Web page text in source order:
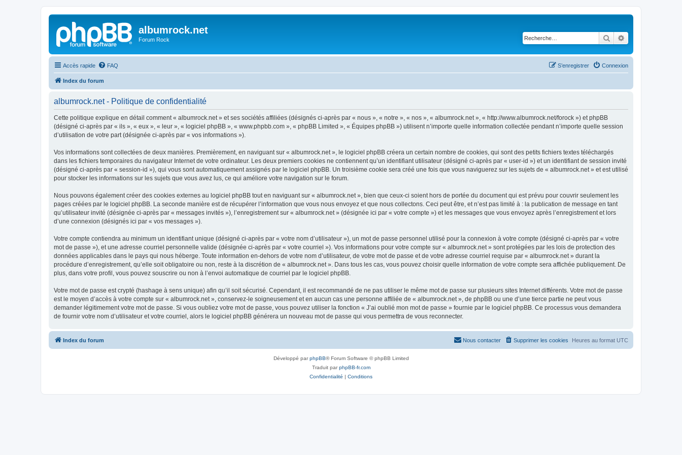
albumrock.net
Forum Rock Rechercher
Accès rapide FAQ Connexion
S’enregistrer
Index du forum
albumrock.net - Politique de confidentialité
Cette politique explique en détail comment « albumrock.net » et ses sociétés affiliées (désignés ci-après par « nous », « notre », « nos », « albumrock.net », « http://www.albumrock.net/forock ») et phpBB
(désigné ci-après par « ils », « eux », « leur », « logiciel phpBB », « www.phpbb.com », « phpBB Limited », « Équipes phpBB ») utilisent n’importe quelle information collectée pendant n’importe quelle session
d’utilisation de votre part (désignée ci-après par « vos informations »).
Vos informations sont collectées de deux manières. Premièrement, en naviguant sur « albumrock.net », le logiciel phpBB créera un certain nombre de cookies, qui sont des petits fichiers textes téléchargés
dans les fichiers temporaires du navigateur Internet de votre ordinateur. Les deux premiers cookies ne contiennent qu’un identifiant utilisateur (désigné ci-après par « user-id ») et un identifiant de session invité
(désigné ci-après par « session-id »), qui vous sont automatiquement assignés par le logiciel phpBB. Un troisième cookie sera créé une fois que vous naviguerez sur les sujets de « albumrock.net » et est utilisé
pour stocker les informations sur les sujets que vous avez lus, ce qui améliore votre navigation sur le forum.
Nous pouvons également créer des cookies externes au logiciel phpBB tout en naviguant sur « albumrock.net », bien que ceux-ci soient hors de portée du document qui est prévu pour couvrir seulement les
pages créées par le logiciel phpBB. La seconde manière est de récupérer l’information que vous nous envoyez et que nous collectons. Ceci peut être, et n’est pas limité à : la publication de message en tant
qu’utilisateur invité (désignée ci-après par « messages invités »), l’enregistrement sur « albumrock.net » (désignée ici par « votre compte ») et les messages que vous envoyez après l’enregistrement et lors
d’une connexion (désignés ici par « vos messages »).
Votre compte contiendra au minimum un identifiant unique (désigné ci-après par « votre nom d’utilisateur »), un mot de passe personnel utilisé pour la connexion à votre compte (désigné ci-après par « votre
mot de passe »), et une adresse courriel personnelle valide (désignée ci-après par « votre courriel »). Vos informations pour votre compte sur « albumrock.net » sont protégées par les lois de protection des
données applicables dans le pays qui nous héberge. Toute information en-dehors de votre nom d’utilisateur, de votre mot de passe et de votre adresse courriel requise par « albumrock.net » durant la
procédure d’enregistrement, qu’elle soit obligatoire ou non, reste à la discrétion de « albumrock.net ». Dans tous les cas, vous pouvez choisir quelle information de votre compte sera affichée publiquement. De
plus, dans votre profil, vous pouvez souscrire ou non à l’envoi automatique de courriel par le logiciel phpBB.
Votre mot de passe est crypté (hashage à sens unique) afin qu’il soit sécurisé. Cependant, il est recommandé de ne pas utiliser le même mot de passe sur plusieurs sites Internet différents. Votre mot de passe
est le moyen d’accès à votre compte sur « albumrock.net », conservez-le soigneusement et en aucun cas une personne affiliée de « albumrock.net », de phpBB ou une d’une tierce partie ne peut vous
demander légitimement votre mot de passe. Si vous oubliez votre mot de passe, vous pouvez utiliser la fonction « J’ai oublié mon mot de passe » fournie par le logiciel phpBB. Ce processus vous demandera
de fournir votre nom d’utilisateur et votre courriel, alors le logiciel phpBB générera un nouveau mot de passe qui vous permettra de vous reconnecter.
Index du forum Heures au format UTC
Supprimer les cookies
Nous contacter
Développé parphpBB® Forum Software © phpBB Limited
Traduit parphpBB-fr.com
Confidentialité | Conditions